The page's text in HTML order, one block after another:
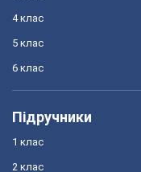
4 клас
5 клас
6 клас
Підручники
1 клас
2 клас